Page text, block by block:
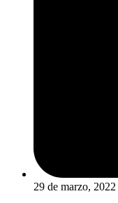
29 de marzo, 2022